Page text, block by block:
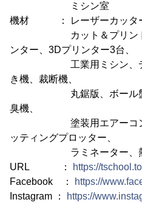
ミシン室
機材 ： レーザーカッター
カット＆プリント対
ンター、3Dプリンター3台、
工業用ミシン、デジ
き機、裁断機、
丸鋸版、ボール盤、
臭機、
塗装用エアーコンプ
ッティングプロッター、
ラミネーター、熱プ
URL ：
https://
Facebook ：
https://
Instagram ：
https://